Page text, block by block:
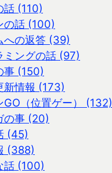
話 (110)
の話 (100)
への返答 (39)
ミングの話 (97)
事 (150)
新情報 (173)
GO（位置ゲー） (132)
の事 (20)
(45)
(388)
話 (100)